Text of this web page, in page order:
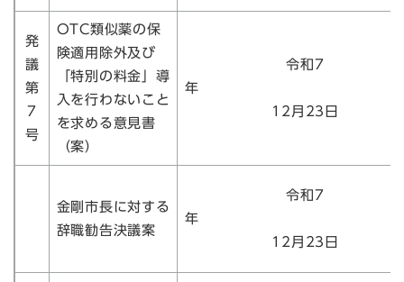
発
議
第
7
号
OTC類似薬の保
険適用除外及び
「特別の料金」導
入を行わないこと
を求める意見書
（案）
令和7
12月23日
金剛市長に対する
辞職勧告決議案
令和7
12月23日